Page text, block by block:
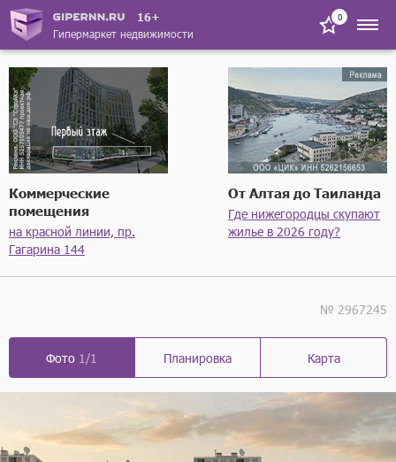
16+
Гипермаркет недвижимости
0
Коммерческие
помещения
на красной линии, пр.
Гагарина 144
От Алтая до Таиланда
Где нижегородцы скупают
жилье в 2026 году?
№ 2967245
Фото 1/1 Планировка Карта